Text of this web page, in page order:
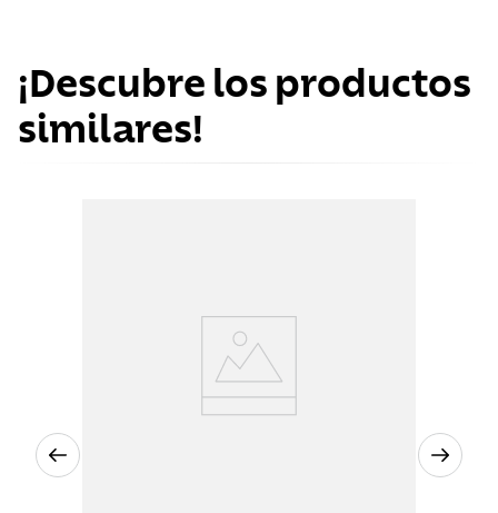
¡Descubre los productos
similares!